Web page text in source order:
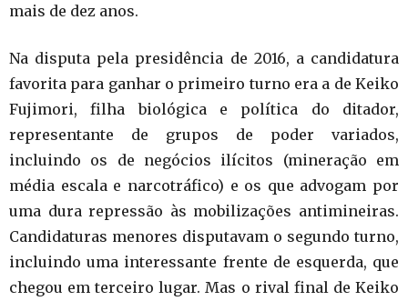
mais de dez anos.
Na disputa pela presidência de 2016, a candidatura
favorita para ganhar o primeiro turno era a de Keiko
Fujimori, filha biológica e política do ditador,
representante de grupos de poder variados,
incluindo os de negócios ilícitos (mineração em
média escala e narcotráfico) e os que advogam por
uma dura repressão às mobilizações antimineiras.
Candidaturas menores disputavam o segundo turno,
incluindo uma interessante frente de esquerda, que
chegou em terceiro lugar. Mas o rival final de Keiko